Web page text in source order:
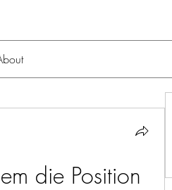
die Position